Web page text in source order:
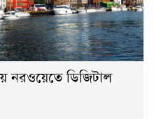
নরওয়েতে ডিজিটাল